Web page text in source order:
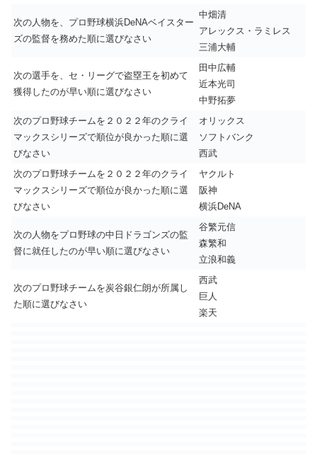
次の人物を、プロ野球横浜DeNAベイスター
ズの監督を務めた順に選びなさい
中畑清
アレックス・ラミレス
三浦大輔
次の選手を、セ・リーグで盗塁王を初めて
獲得したのが早い順に選びなさい
田中広輔
近本光司
中野拓夢
次のプロ野球チームを２０２２年のクライ
マックスシリーズで順位が良かった順に選
びなさい
オリックス
ソフトバンク
西武
次のプロ野球チームを２０２２年のクライ
マックスシリーズで順位が良かった順に選
びなさい
ヤクルト
阪神
横浜DeNA
次の人物をプロ野球の中日ドラゴンズの監
督に就任したのが早い順に選びなさい
谷繁元信
森繁和
立浪和義
次のプロ野球チームを炭谷銀仁朗が所属し
た順に選びなさい
西武
巨人
楽天